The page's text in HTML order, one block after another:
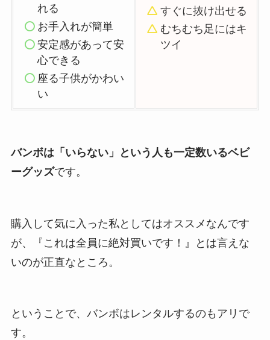
れる
お手入れが簡単
安定感があって安
心できる
座る子供がかわい
い
すぐに抜け出せる
むちむち足にはキ
ツイ
バンボは「いらない」という人も一定数いるベビ
ーグッズです。
購入して気に入った私としてはオススメなんです
が、『これは全員に絶対買いです！』とは言えな
いのが正直なところ。
ということで、バンボはレンタルするのもアリで
す。